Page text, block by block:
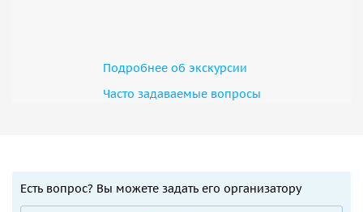
Подробнее об экскурсии
Часто задаваемые вопросы
Есть вопрос? Вы можете задать его организатору